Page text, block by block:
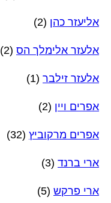
אליעזר כהן (2)
אלעזר אלימלך הס (2)
אלעזר זילבר (1)
אפרים ויין (2)
אפרים מרקוביץ (32)
ארי ברנד (3)
ארי פרקש (5)